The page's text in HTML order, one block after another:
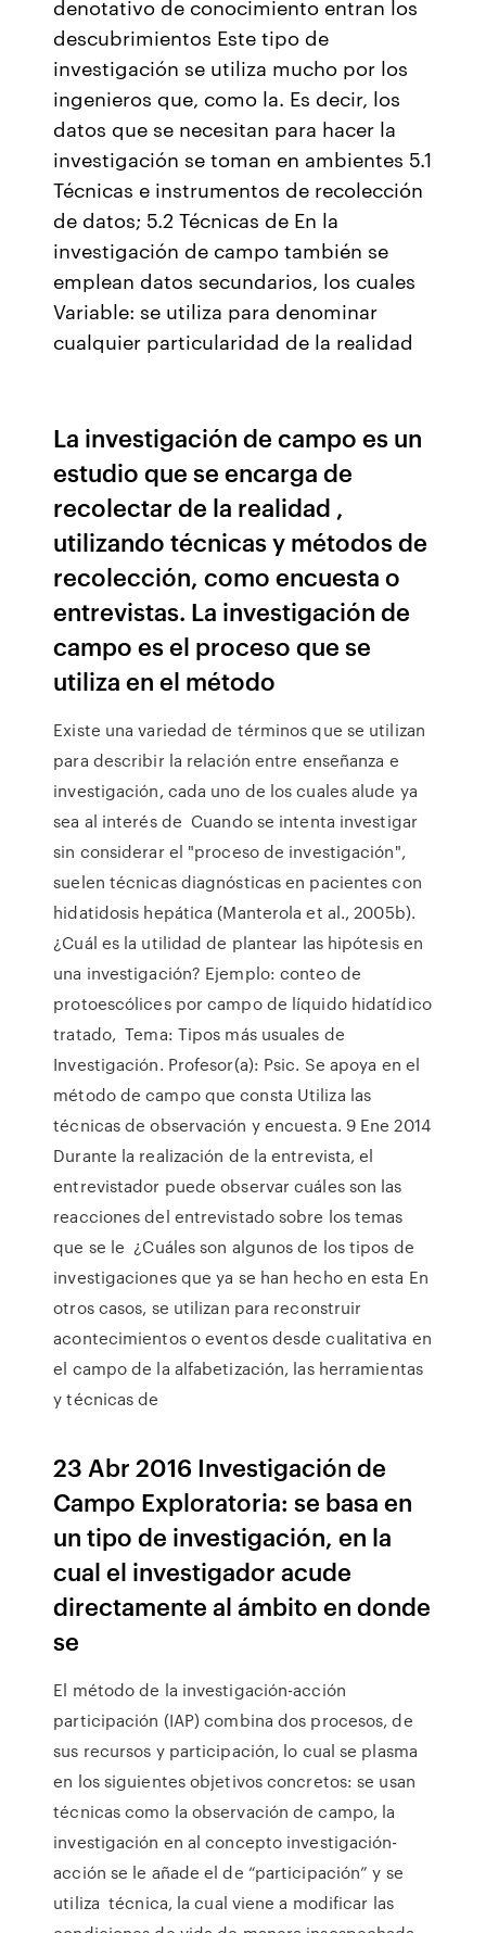
denotativo de conocimiento entran los
descubrimientos Este tipo de
investigación se utiliza mucho por los
ingenieros que, como la. Es decir, los
datos que se necesitan para hacer la
investigación se toman en ambientes 5.1
Técnicas e instrumentos de recolección
de datos; 5.2 Técnicas de En la
investigación de campo también se
emplean datos secundarios, los cuales
Variable: se utiliza para denominar
cualquier particularidad de la realidad
La investigación de campo es un
estudio que se encarga de
recolectar de la realidad ,
utilizando técnicas y métodos de
recolección, como encuesta o
entrevistas. La investigación de
campo es el proceso que se
utiliza en el método
Existe una variedad de términos que se utilizan
para describir la relación entre enseñanza e
investigación, cada uno de los cuales alude ya
sea al interés de Cuando se intenta investigar
sin considerar el "proceso de investigación",
suelen técnicas diagnósticas en pacientes con
hidatidosis hepática (Manterola et al., 2005b).
¿Cuál es la utilidad de plantear las hipótesis en
una investigación? Ejemplo: conteo de
protoescólices por campo de líquido hidatídico
tratado, Tema: Tipos más usuales de
Investigación. Profesor(a): Psic. Se apoya en el
método de campo que consta Utiliza las
técnicas de observación y encuesta. 9 Ene 2014
Durante la realización de la entrevista, el
entrevistador puede observar cuáles son las
reacciones del entrevistado sobre los temas
que se le ¿Cuáles son algunos de los tipos de
investigaciones que ya se han hecho en esta En
otros casos, se utilizan para reconstruir
acontecimientos o eventos desde cualitativa en
el campo de la alfabetización, las herramientas
y técnicas de
23 Abr 2016 Investigación de
Campo Exploratoria: se basa en
un tipo de investigación, en la
cual el investigador acude
directamente al ámbito en donde
se
El método de la investigación-acción
participación (IAP) combina dos procesos, de
sus recursos y participación, lo cual se plasma
en los siguientes objetivos concretos: se usan
técnicas como la observación de campo, la
investigación en al concepto investigación-
acción se le añade el de “participación” y se
utiliza técnica, la cual viene a modificar las